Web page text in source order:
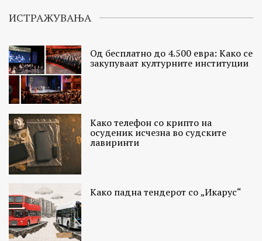
ИСТРАЖУВАЊА
Од бесплатно до 4.500 евра: Како се
закупуваат културните институции
Како телефон со крипто на
осуденик исчезна во судските
лавиринти
Како падна тендерот со „Икарус“